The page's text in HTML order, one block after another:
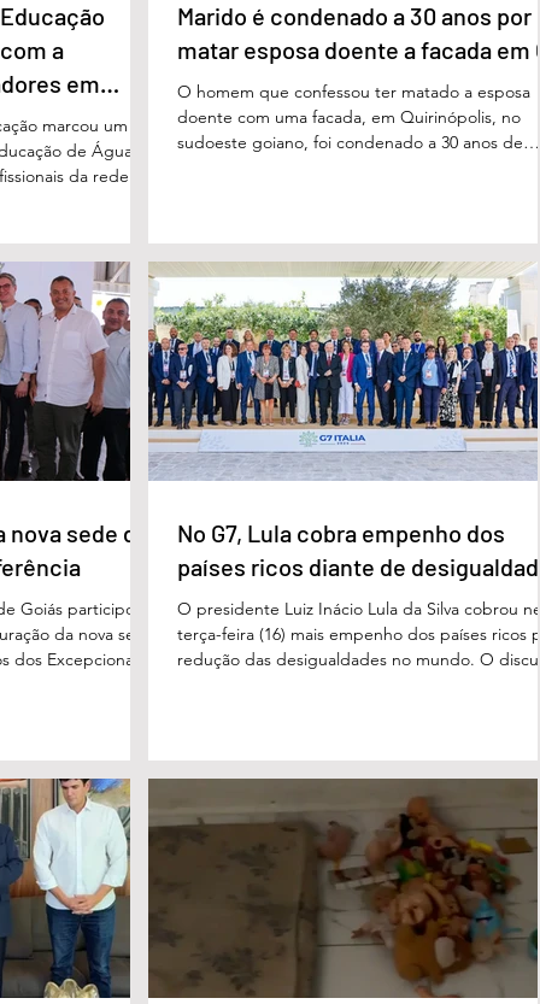
a
em
marcou um
de Águas
da rede
das futuras
municipal
destacou que o
aos
um
Marido é condenado a 30 anos por
matar esposa doente a facada em
O homem que confessou ter matado a esposa
doente com uma facada, em Quirinópolis, no
sudoeste goiano, foi condenado a 30 anos de
Acidente Vascular Cerebral (AVC) e estava em
condição de fragilidade física. De acordo com o
processo, Cléria foi morta com um único golpe
faca no pescoço, enquanto estava no quarto
repousando, desferido pelo
sede da
Goiás participou,
da nova sede
dos Excepcionais,
inclusão, educação
às
estrutura foi
dese
No G7, Lula cobra empenho dos
países ricos diante de
O presidente Luiz Inácio Lula da Silva cobrou
terça-feira (16) mais empenho dos países ricos
redução das desigualdades no mundo. O
entre países ricos e pobres tem aumentado.
desafios se multiplicam, mas a solidariedade
internacional encolhe. A distância que separa a
prosperidade de Évian da realidade